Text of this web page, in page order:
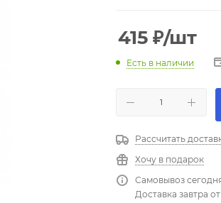
415 ₽/шт
Есть в наличии
Рассчитать
Хочу в подарок
Самовывоз
Доставка завтра